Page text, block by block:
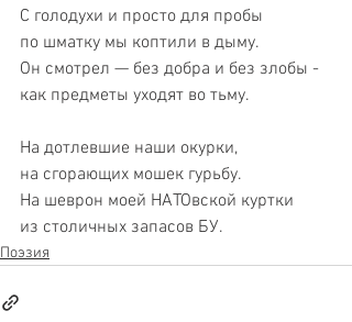
С голодухи и просто для пробы
по шматку мы коптили в дыму.
Он смотрел — без добра и без злобы -
как предметы уходят во тьму.
На дотлевшие наши окурки,
на сгорающих мошек гурьбу.
На шеврон моей НАТОвской куртки
из столичных запасов БУ.
Поэзия